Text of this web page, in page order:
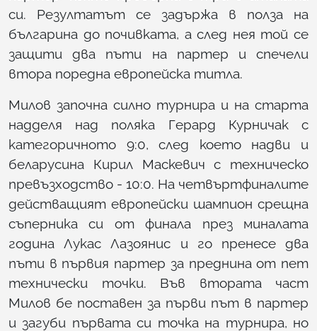
си. Резултатът се задържа в полза на
българина до почивката, а след нея той се
защити два пъти на партер и спечели
втора поредна европейска титла.
Милов започна силно турнира и на старта
надделя над поляка Герард Курничак с
категоричното 9:0, след което надви и
беларусина Кирил Маскевич с техническо
превъзходство - 10:0. На четвъртфиналите
действащият европейски шампион срещна
съперника си от финала през миналата
година Лукас Лазоянис и го пренесе два
пъти в първия партер за преднина от пет
технически точки. Във втората част
Милов бе поставен за първи път в партер
и загуби първата си точка на турнира, но